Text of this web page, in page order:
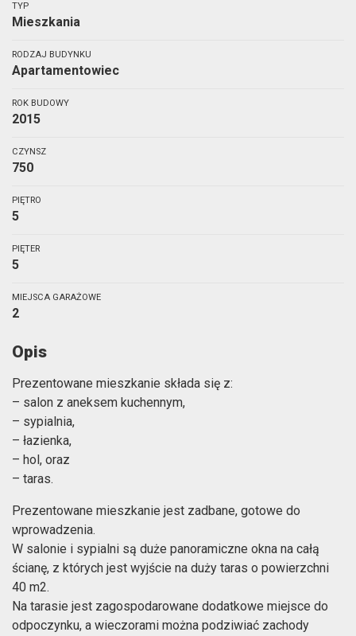
TYP
Mieszkania
RODZAJ BUDYNKU
Apartamentowiec
ROK BUDOWY
2015
CZYNSZ
750
PIĘTRO
5
PIĘTER
5
MIEJSCA GARAŻOWE
2
Opis
Prezentowane mieszkanie składa się z:
– salon z aneksem kuchennym,
– sypialnia,
– łazienka,
– hol, oraz
– taras.
Prezentowane mieszkanie jest zadbane, gotowe do
wprowadzenia.
W salonie i sypialni są duże panoramiczne okna na całą
ścianę, z których jest wyjście na duży taras o powierzchni
40 m2.
Na tarasie jest zagospodarowane dodatkowe miejsce do
odpoczynku, a wieczorami można podziwiać zachody